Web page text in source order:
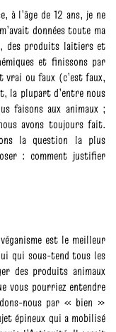
à l’âge de 12 ans, je ne
données toute ma
des produits laitiers et
et finissons par
vrai ou faux (c’est faux,
la plupart d’entre nous
faisons aux animaux ;
avons toujours fait.
la question la plus
: comment justifier
est le meilleur
qui sous-tend tous les
des produits animaux
vous pourriez entendre
nous par « bien »
épineux qui a mobilisé